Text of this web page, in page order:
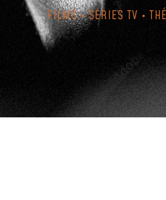
FILMS • SÉRIES TV •